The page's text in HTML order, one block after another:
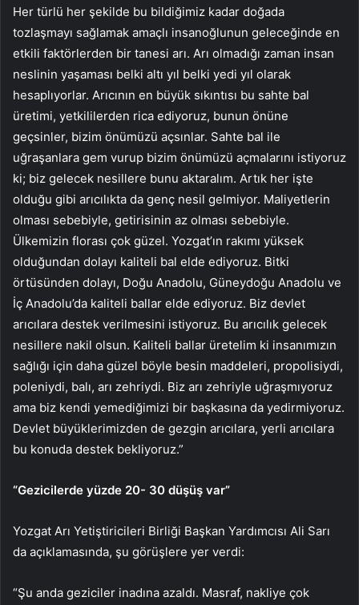
Her türlü her şekilde bu bildiğimiz kadar doğada
tozlaşmayı sağlamak amaçlı insanoğlunun geleceğinde en
etkili faktörlerden bir tanesi arı. Arı olmadığı zaman insan
neslinin yaşaması belki altı yıl belki yedi yıl olarak
hesaplıyorlar. Arıcının en büyük sıkıntısı bu sahte bal
üretimi, yetkililerden rica ediyoruz, bunun önüne
geçsinler, bizim önümüzü açsınlar. Sahte bal ile
uğraşanlara gem vurup bizim önümüzü açmalarını istiyoruz
ki; biz gelecek nesillere bunu aktaralım. Artık her işte
olduğu gibi arıcılıkta da genç nesil gelmiyor. Maliyetlerin
olması sebebiyle, getirisinin az olması sebebiyle.
Ülkemizin florası çok güzel. Yozgat’ın rakımı yüksek
olduğundan dolayı kaliteli bal elde ediyoruz. Bitki
örtüsünden dolayı, Doğu Anadolu, Güneydoğu Anadolu ve
İç Anadolu’da kaliteli ballar elde ediyoruz. Biz devlet
arıcılara destek verilmesini istiyoruz. Bu arıcılık gelecek
nesillere nakil olsun. Kaliteli ballar üretelim ki insanımızın
sağlığı için daha güzel böyle besin maddeleri, propolisiydi,
poleniydi, balı, arı zehriydi. Biz arı zehriyle uğraşmıyoruz
ama biz kendi yemediğimizi bir başkasına da yedirmiyoruz.
Devlet büyüklerimizden de gezgin arıcılara, yerli arıcılara
bu konuda destek bekliyoruz.”
“Gezicilerde yüzde 20- 30 düşüş var”
Yozgat Arı Yetiştiricileri Birliği Başkan Yardımcısı Ali Sarı
da açıklamasında, şu görüşlere yer verdi:
“Şu anda geziciler inadına azaldı. Masraf, nakliye çok